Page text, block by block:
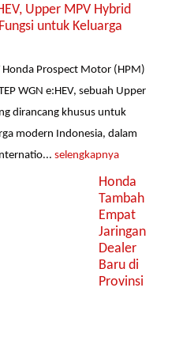
Upper MPV Hybrid
untuk Keluarga
Honda Prospect Motor (HPM)
WGN e:HEV, sebuah Upper
dirancang khusus untuk
modern Indonesia, dalam
selengkapnya
Honda
Tambah
Empat
Jaringan
Dealer
Baru di
Provinsi